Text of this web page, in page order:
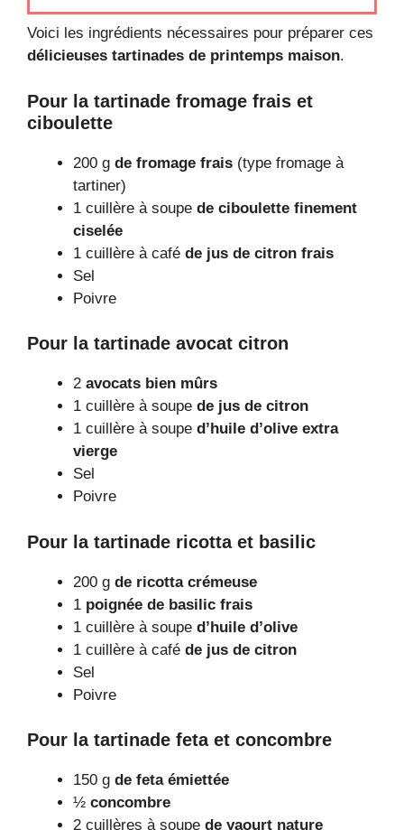
Voici les ingrédients nécessaires pour préparer ces
délicieuses tartinades de printemps maison.
Pour la tartinade fromage frais et
ciboulette
200 g de fromage frais (type fromage à
tartiner)
1 cuillère à soupe de ciboulette finement
ciselée
1 cuillère à café de jus de citron frais
Sel
Poivre
Pour la tartinade avocat citron
2 avocats bien mûrs
1 cuillère à soupe de jus de citron
1 cuillère à soupe d’huile d’olive extra
vierge
Sel
Poivre
Pour la tartinade ricotta et basilic
200 g de ricotta crémeuse
1 poignée de basilic frais
1 cuillère à soupe d’huile d’olive
1 cuillère à café de jus de citron
Sel
Poivre
Pour la tartinade feta et concombre
150 g de feta émiettée
½ concombre
2 cuillères à soupe de yaourt nature